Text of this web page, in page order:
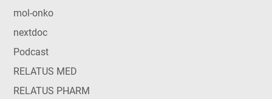
mol-onko
nextdoc
Podcast
RELATUS MED
RELATUS PHARM